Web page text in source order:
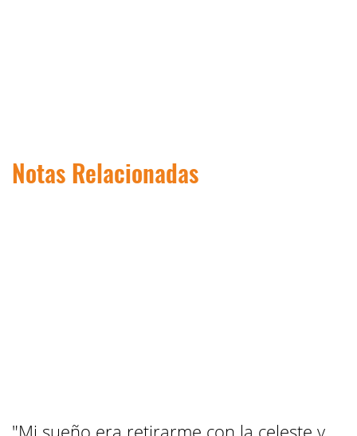
Notas Relacionadas
"Mi sueño era retirarme con la celeste y